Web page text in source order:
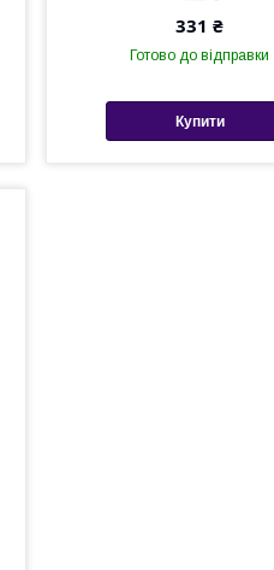
331 ₴
Готово до відправки
Купити